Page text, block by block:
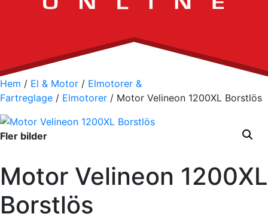
Hem / El & Motor / Elmotorer &
Fartreglage / Elmotorer / Motor Velineon 1200XL Borstlös
Fler bilder
Motor Velineon 1200XL
Borstlös